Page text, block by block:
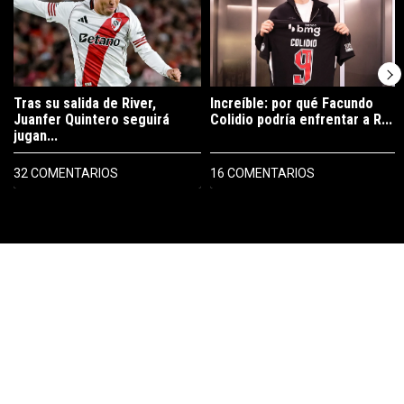
Tras su salida de River,
Juanfer Quintero seguirá
jugan...
32 COMENTARIOS
Increíble: por qué Facundo
Colidio podría enfrentar a R...
16 COMENTARIOS